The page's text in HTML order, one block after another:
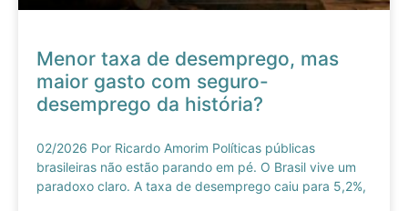
Menor taxa de desemprego, mas
maior gasto com seguro-
desemprego da história?
02/2026 Por Ricardo Amorim Políticas públicas
brasileiras não estão parando em pé. O Brasil vive um
paradoxo claro. A taxa de desemprego caiu para 5,2%,